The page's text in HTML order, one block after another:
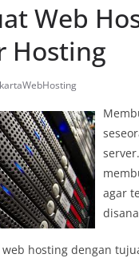
Web
Hosting
agar
hosting dengan